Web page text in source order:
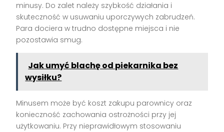
minusy. Do zalet należy szybkość działania i
skuteczność w usuwaniu uporczywych zabrudzeń.
Para dociera w trudno dostępne miejsca i nie
pozostawia smug.
Jak umyć blachę od piekarnika bez
wysiłku?
Minusem może być koszt zakupu parownicy oraz
konieczność zachowania ostrożności przy jej
użytkowaniu. Przy nieprawidłowym stosowaniu